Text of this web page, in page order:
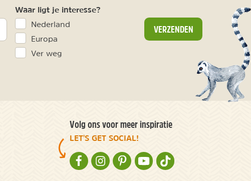
Waar ligt je interesse?
Nederland
Europa
Ver weg
VERZENDEN
Volg ons voor meer inspiratie
LET'S GET SOCIAL!
NATURESCANNER OP FACEBOOK
NATURESCANNER OP INSTAGRAM
NATURESCANNER OP PINTEREST
NATURESCANNER OP YOUTUBE
NATURESCANNER OP